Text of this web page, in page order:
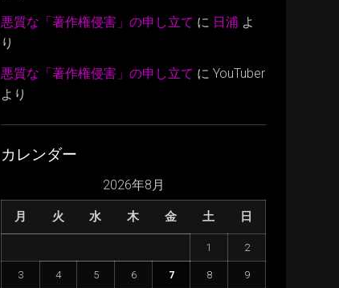
悪質な「著作権侵害」の申し立て に 日浦 よ
り
悪質な「著作権侵害」の申し立て にYouTuber
より
カレンダー
2026年8月
月 火 水 木 金 土 日
1 2
3 4 5 6 7 8 9